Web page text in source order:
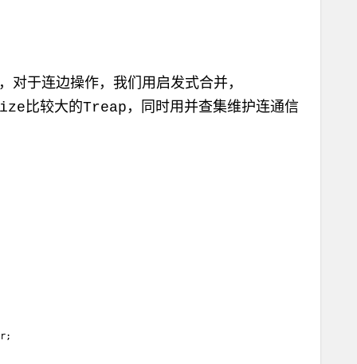
连边操作，我们用启发式合并，
较大的Treap，同时用并查集维护连通信